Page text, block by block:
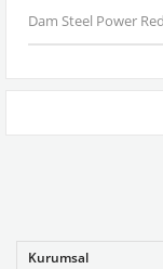
Dam Steel Power
Kurumsal